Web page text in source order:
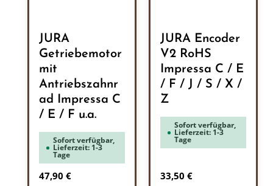
JURA
Getriebemotor
mit
Antriebszahnr
ad Impressa C
/ E / F u.a.
Sofort verfügbar,
Lieferzeit: 1-3
Tage
Regulärer Preis:
47,90 €
JURA Encoder
V2 RoHS
Impressa C / E
/ F / J / S / X /
Z
Sofort verfügbar,
Lieferzeit: 1-3
Tage
Regulärer Preis:
33,50 €